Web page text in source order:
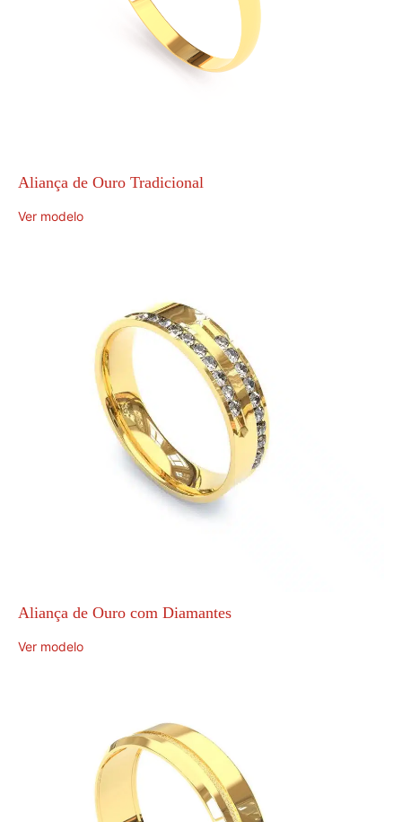
Aliança de Ouro Tradicional
Ver modelo
Aliança de Ouro com Diamantes
Ver modelo